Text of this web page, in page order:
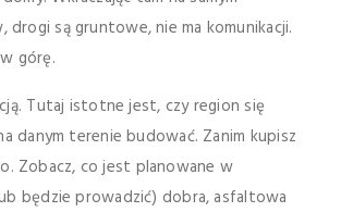
są gruntowe, nie ma komunikacji.
górę.
Tutaj istotne jest, czy region się
danym terenie budować. Zanim kupisz
Zobacz, co jest planowane w
będzie prowadzić) dobra, asfaltowa